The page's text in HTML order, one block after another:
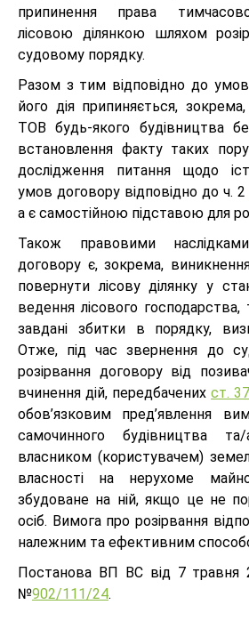
припинення права
лісовою ділянкою шляхом
судовому порядку.
Разом з тим відповідно до умов
його дія припиняється,
ТОВ будь-якого будівництва
встановлення факту таких
дослідження питання щодо
умов договору відповідно до ч. 2
а є самостійною підставою для
Також правовими
договору є, зокрема,
повернути лісову ділянку у
ведення лісового
завдані збитки в порядку,
Отже, під час звернення до
розірвання договору від
вчинення дій, передбачених ст.
обов’язковим пред’явлення
самочинного будівництва
власником (користувачем)
власності на нерухоме
збудоване на ній, якщо це не
осіб. Вимога про розірвання
належним та ефективним
Постанова ВП ВС від 7 травня
№902/111/24.